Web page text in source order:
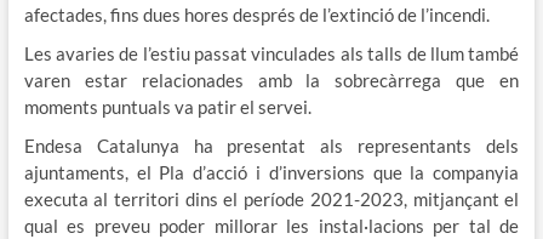
afectades, fins dues hores després de l’extinció de l’incendi.
Les avaries de l’estiu passat vinculades als talls de llum també
varen estar relacionades amb la sobrecàrrega que en
moments puntuals va patir el servei.
Endesa Catalunya ha presentat als representants dels
ajuntaments, el Pla d’acció i d’inversions que la companyia
executa al territori dins el període 2021-2023, mitjançant el
qual es preveu poder millorar les instal·lacions per tal de